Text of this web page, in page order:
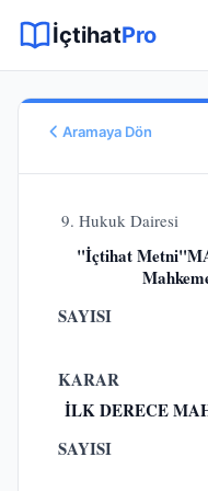
İçtihatPro
Aramaya Dön
2024/105
2024/2234
15.02.2024
KABULÜNE
Hukuk Alanı
Borçlar Hukuku
9. Hukuk Dairesi
"İçtihat
SAYISI
KARAR
İLK DERECE
SAYISI